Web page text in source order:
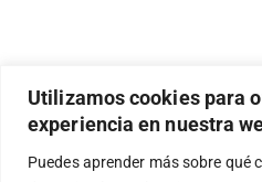
Utilizamos cookies para
experiencia en nuestra
Puedes aprender más sobre qué